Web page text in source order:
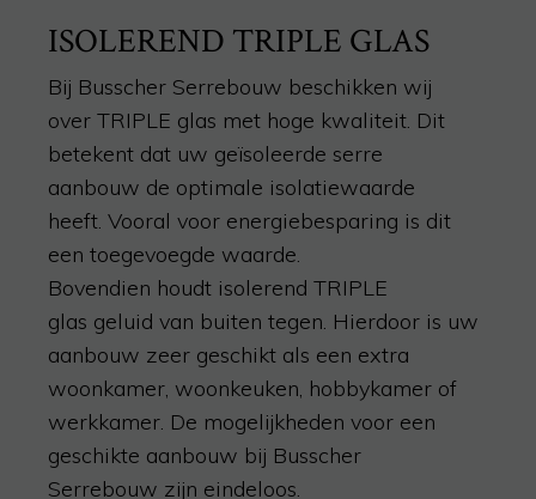
ISOLEREND TRIPLE GLAS
Bij Busscher Serrebouw beschikken wij
over TRIPLE glas met hoge kwaliteit. Dit
betekent dat uw geïsoleerde serre
aanbouw de optimale isolatiewaarde
heeft. Vooral voor energiebesparing is dit
een toegevoegde waarde.
Bovendien houdt isolerend TRIPLE
glas geluid van buiten tegen. Hierdoor is uw
aanbouw zeer geschikt als een extra
woonkamer , woonkeuken, hobbykamer of
werkkamer. De mogelijkheden voor een
geschikte aanbouw bij Busscher
Serrebouw zijn eindeloos.